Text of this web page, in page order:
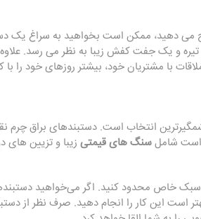
می دهید، ممکن است بخواهید به سراغ یک
و یک جفت کفش زیبا به نظر می رسد. علاوه
با مشتریان خود، بیشتر روزهای خود را
انتخاب است. دستبندهای براق چرم
است شاملسنگ های قیمتیزیبا و تزیین های
خاص محدود کنید. اگر می‌خواهید
است این کار را انجام دهید. صرف نظر از